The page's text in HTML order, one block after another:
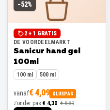
−52%
2 + 1 GRATIS
DE VOORDEELMARKT
Sanicur hand gel
100ml
100 ml 500 ml
vanaf€ 4,09 KLUSPAS
Zonder pas € 4,30 € 8,89